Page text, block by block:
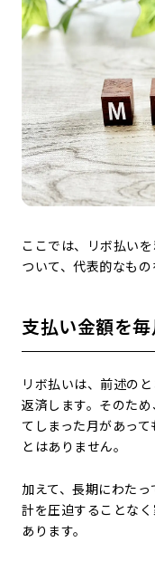
ここでは、リボ払い
ついて、代表的なもの
支払い金額を
リボ払いは、前述の
返済します。そのた
てしまった月があっ
とはありません。
加えて、長期にわた
計を圧迫することな
あります。